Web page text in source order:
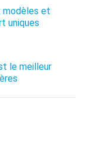
modèles et
uniques
le meilleur